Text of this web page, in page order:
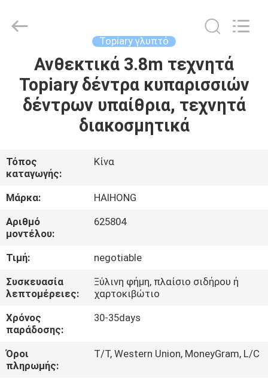
ΣΠΊΤΙ
ΠΡΟΪΌΝΤΑ
ΣΧΕΤΙΚΆ
ΜΕ
ΕΜΆΣ
ΕΠΙΣΚΈΨΕΙΣ
ΣΤΟ
ΕΡΓΟΣΤΆΣΙΟ
ΈΛΕΓΧΟΣ
ΠΟΙΌΤΗΤΑΣ
Factory.
Topiary γλυπτό
Ανθεκτικά 3.8m τεχνητά
Topiary δέντρα κυπαρισσιών
δέντρων υπαίθρια, τεχνητά
διακοσμητικά
Τόπος
καταγωγής:
Κίνα
Μάρκα:
HAIHONG
Αριθμό
μοντέλου:
625804
Τιμή:
negotiable
Συσκευασία
λεπτομέρειες:
Ξύλινη φήμη, πλαίσιο σιδήρου ή
χαρτοκιβώτιο
Χρόνος
παράδοσης:
30-35days
Όροι
πληρωμής:
T/T, Western Union, MoneyGram, L/C